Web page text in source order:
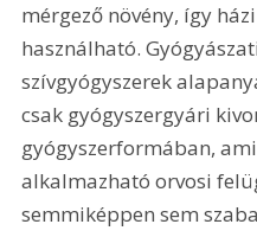
mérgező növény, így
használható.
szívgyógyszerek
csak gyógyszergyári
gyógyszerformában,
alkalmazható orvosi
semmiképpen sem